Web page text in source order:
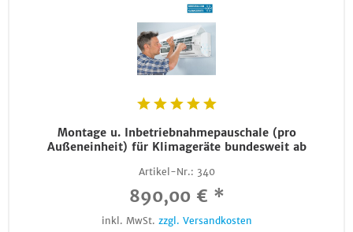
Montage u. Inbetriebnahmepauschale (pro
Außeneinheit) für Klimageräte bundesweit ab
Artikel-Nr.: 340
890,00 € *
inkl. MwSt. zzgl. Versandkosten